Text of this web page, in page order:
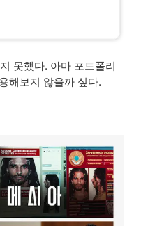
못했다. 아마 포트폴리
해보지 않을까 싶다.